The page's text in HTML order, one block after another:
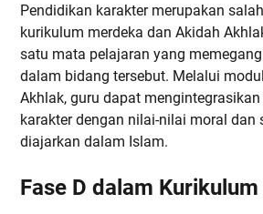
Pendidikan karakter merupakan
kurikulum merdeka dan Akidah
satu mata pelajaran yang
dalam bidang tersebut. Melalui
Akhlak, guru dapat
karakter dengan nilai-nilai moral dan
diajarkan dalam Islam.
Fase D dalam